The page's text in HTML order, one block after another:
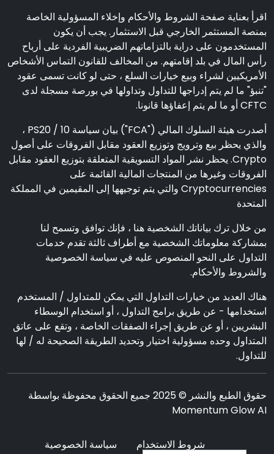
اقرأ بعناية صفحة الشروط والأحكام وإخلاء المسؤولية الخاصة
بمنصة المستثمر الخارجي قبل الاستثمار. يجب أن يكون
المستخدمون على دراية بالتزاماتهم الضريبية الفردية على أرباح
رأس المال في بلد إقامتهم. من المخالف للقانون التماس الأشخاص
الأمريكيين لشراء وبيع خيارات السلع ، حتى لو كانت تسمى عقود
"تنبؤ" ما لم يتم إدراجها للتداول وتداولها في بورصة مسجلة لدى
CFTC أو ما لم يتم إعفاؤها قانونا.
أصدرت هيئة السلوك المالي ("FCA") بيان سياسة PS20 / 10 ،
والذي يحظر بيع وترويج وتوزيع العقود مقابل الفروقات على أصول
Crypto. يحظر نشر المواد التسويقية المتعلقة بتوزيع العقود مقابل
الفروقات وغيرها من المنتجات المالية القائمة على
Cryptocurrencies والتي يتم توجيهها إلى المقيمين في المملكة
المتحدة
من خلال ترك بياناتك الشخصية هنا ، فإنك توافق وتسمح لنا
بمشاركة معلوماتك الشخصية مع أطراف ثالثة تقدم خدمات
التداول على النحو المنصوص عليه في سياسة الخصوصية
والشروط والأحكام.
هناك العديد من خيارات التداول التي يمكن للمتداول / المستخدم
استخدامها - عن طريق برامج التداول ، أو استخدام الوسطاء
البشريين ، أو عن طريق إجراء الصفقات الخاصة ، وتقع على عاتق
المتداول وحده مسؤولية اختيار وتحديد الطريقة الصحيحة له / لها
للتداول.
حقوق الطبع والنشر © 2025 جميع الحقوق محفوظة بواسطة
Momentum Glow AI
شروط الاستخدام
سياسة الخصوصية